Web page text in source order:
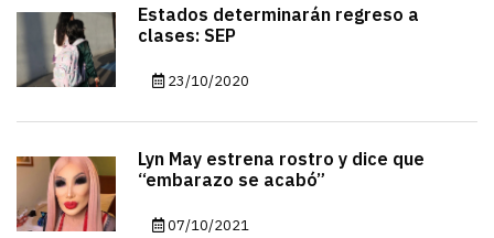
Estados determinarán regreso a
clases: SEP
23/10/2020
Lyn May estrena rostro y dice que
“embarazo se acabó”
07/10/2021